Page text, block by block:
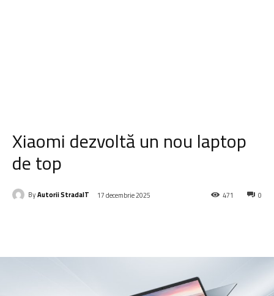
Xiaomi dezvoltă un nou laptop
de top
ByAutorii StradaIT 17 decembrie 2025 0
471